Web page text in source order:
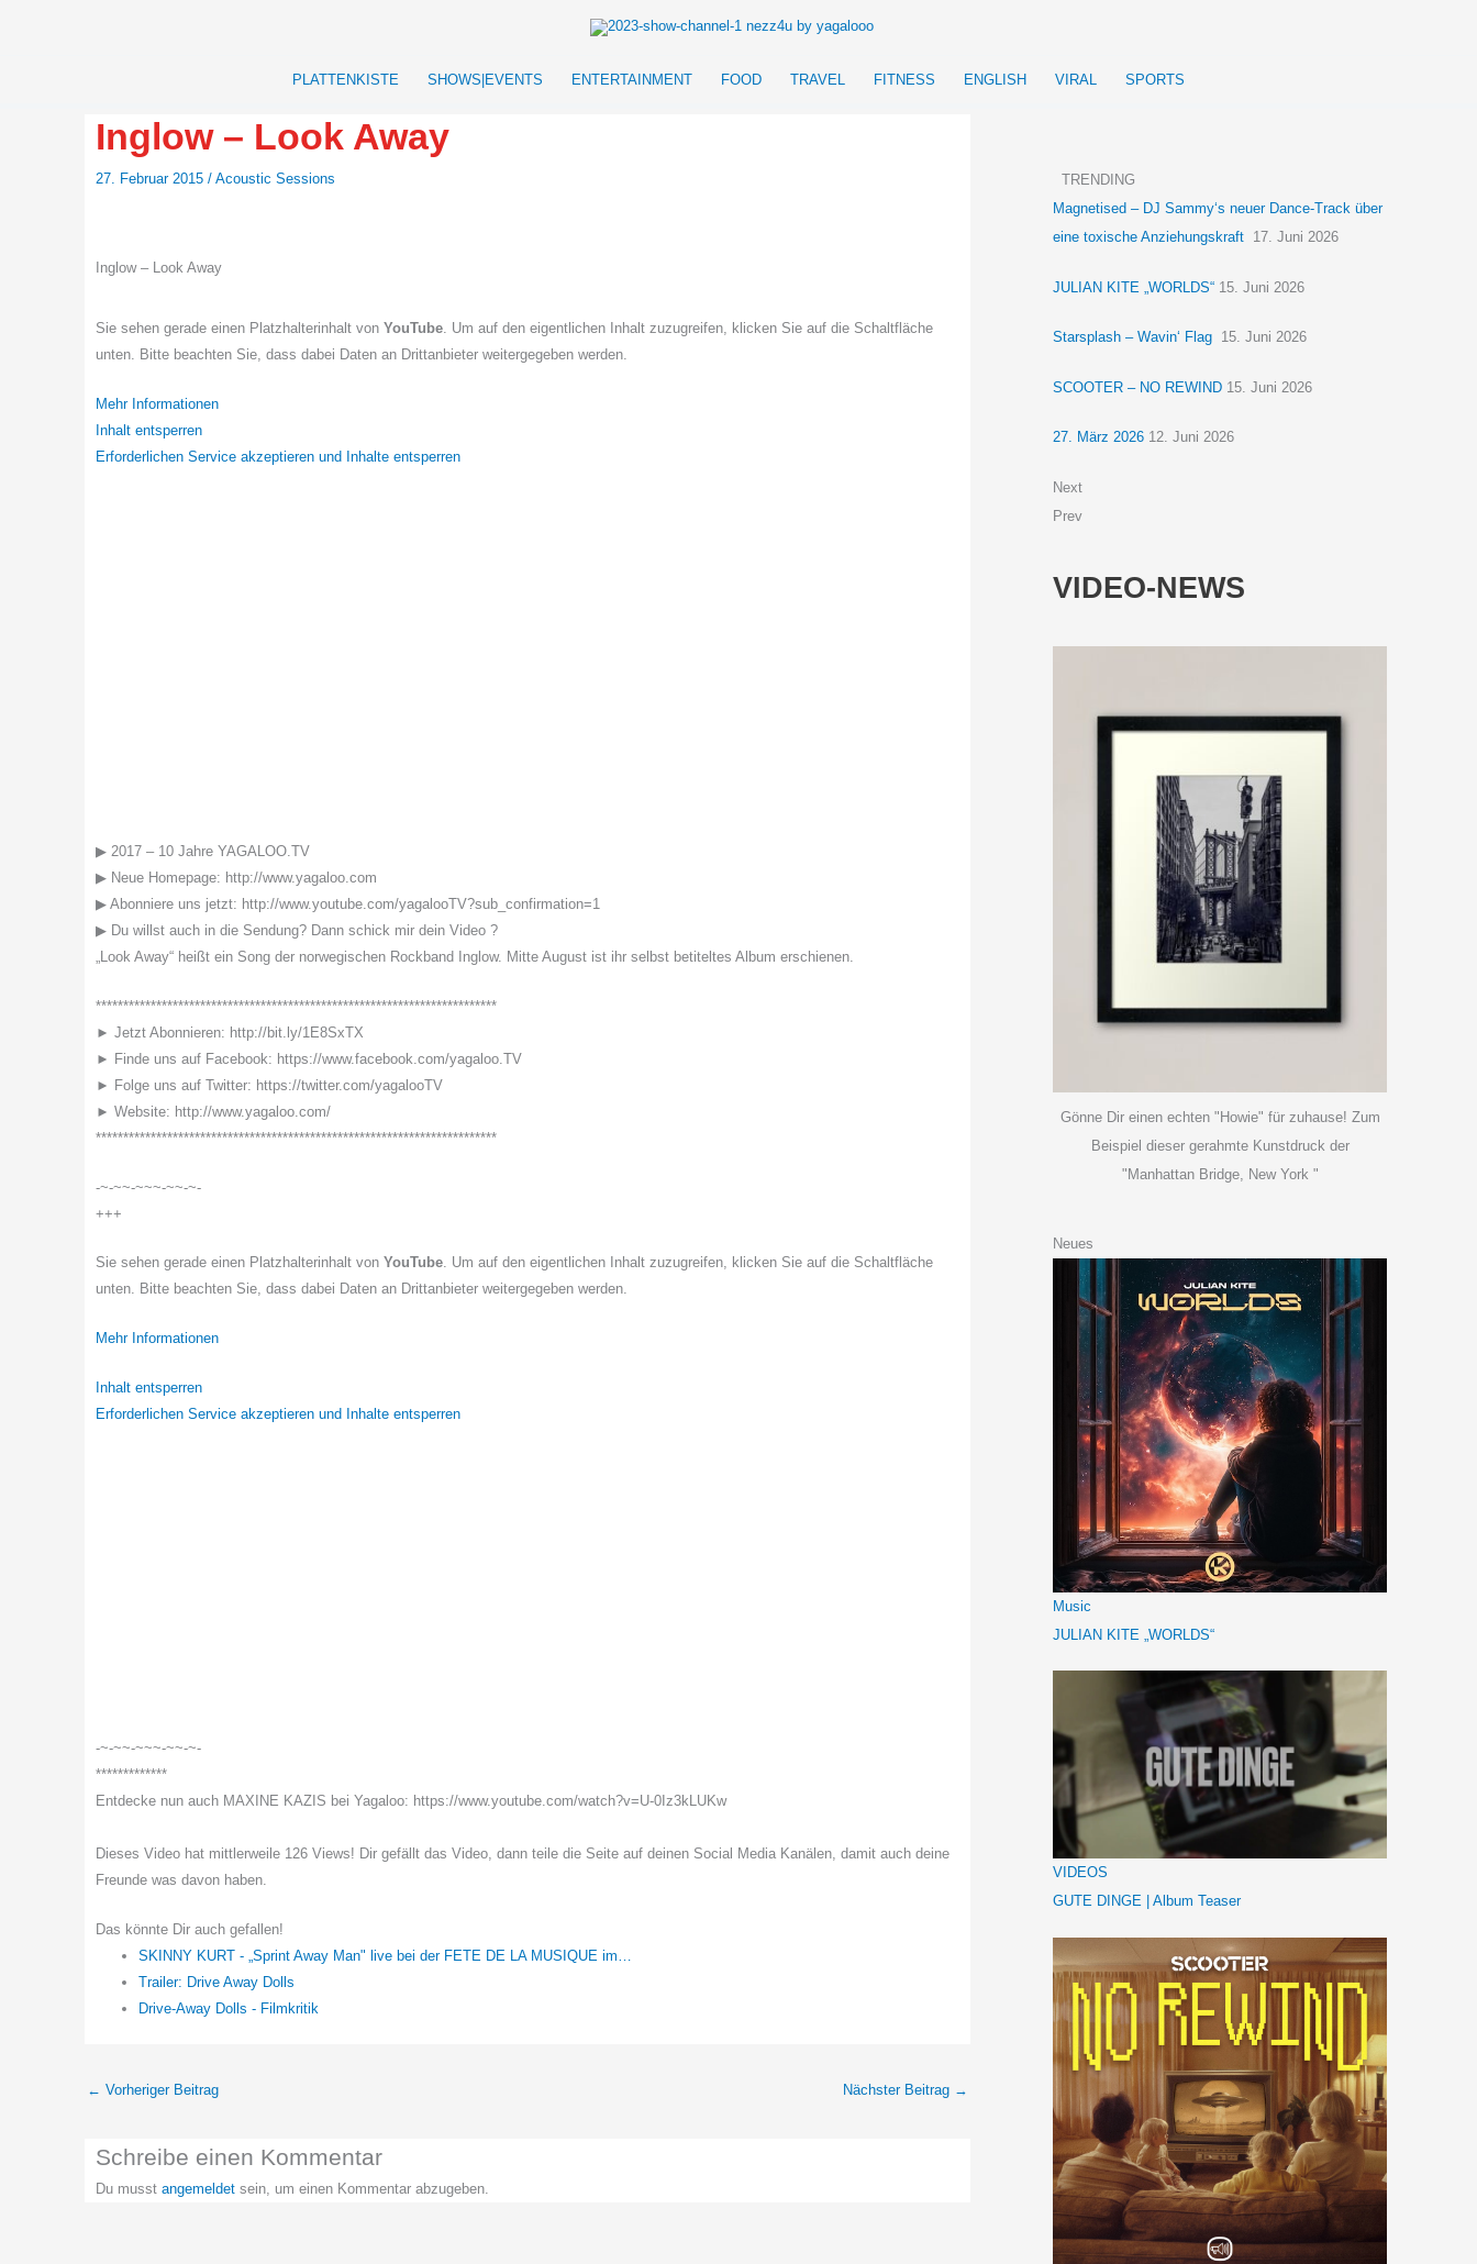
PLATTENKISTE
SHOWS|EVENTS ENTERTAINMENT FOOD TRAVEL FITNESS ENGLISH VIRAL SPORTS
Inglow – Look Away
27. Februar 2015 / Acoustic Sessions
Inglow – Look Away
Sie sehen gerade einen Platzhalterinhalt von YouTube . Um auf den eigentlichen Inhalt zuzugreifen, klicken Sie auf die Schaltfläche
unten. Bitte beachten Sie, dass dabei Daten an Drittanbieter weitergegeben werden.
Mehr Informationen
Inhalt entsperren
Erforderlichen Service akzeptieren und Inhalte entsperren
▶ 2017 – 10 Jahre YAGALOO.TV
▶ Neue Homepage: http://www.yagaloo.com
▶ Abonniere uns jetzt: http://www.youtube.com/yagalooTV?sub_confirmation=1
▶ Du willst auch in die Sendung? Dann schick mir dein Video ?
„Look Away“ heißt ein Song der norwegischen Rockband Inglow. Mitte August ist ihr selbst betiteltes Album erschienen.
*************************************************************************
► Jetzt Abonnieren: http://bit.ly/1E8SxTX
► Finde uns auf Facebook: https://www.facebook.com/yagaloo.TV
► Folge uns auf Twitter: https://twitter.com/yagalooTV
► Website: http://www.yagaloo.com/
*************************************************************************
-~-~~-~~~-~~-~-
+++
Sie sehen gerade einen Platzhalterinhalt von YouTube. Um auf den eigentlichen Inhalt zuzugreifen, klicken Sie auf die Schaltfläche
unten. Bitte beachten Sie, dass dabei Daten an Drittanbieter weitergegeben werden.
Mehr Informationen
Inhalt entsperren
Erforderlichen Service akzeptieren und Inhalte entsperren
-~-~~-~~~-~~-~-
*************
Entdecke nun auch MAXINE KAZIS bei Yagaloo: https://www.youtube.com/watch?v=U-0Iz3kLUKw
Dieses Video hat mittlerweile 126 Views! Dir gefällt das Video, dann teile die Seite auf deinen Social Media Kanälen, damit auch deine
Freunde was davon haben.
Das könnte Dir auch gefallen!
SKINNY KURT - „Sprint Away Man" live bei der FETE DE LA MUSIQUE im…
Trailer: Drive Away Dolls
Drive-Away Dolls - Filmkritik
← Vorheriger Beitrag Nächster Beitrag →
Schreibe einen Kommentar
Du musst angemeldet sein, um einen Kommentar abzugeben.
TRENDING
Magnetised – DJ Sammy‘s neuer Dance-Track über
eine toxische Anziehungskraft 17. Juni 2026
JULIAN KITE „WORLDS“ 15. Juni 2026
Starsplash – Wavin‘ Flag 15. Juni 2026
SCOOTER – NO REWIND 15. Juni 2026
27. März 2026 12. Juni 2026
Next
Prev
VIDEO-NEWS
Gönne Dir einen echten "Howie" für zuhause! Zum
Beispiel dieser gerahmte Kunstdruck der
"Manhattan Bridge, New York "
Neues
Music
JULIAN KITE „WORLDS“
VIDEOS
GUTE DINGE | Album Teaser